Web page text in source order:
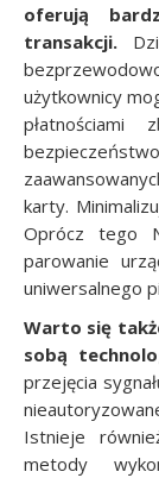
oferują
transakcji.
użytkownicy
płatnościami
karty.
Oprócz tego
parowanie
uniwersalnego
Warto się
sobą
przejęcia
Istnieje
metody